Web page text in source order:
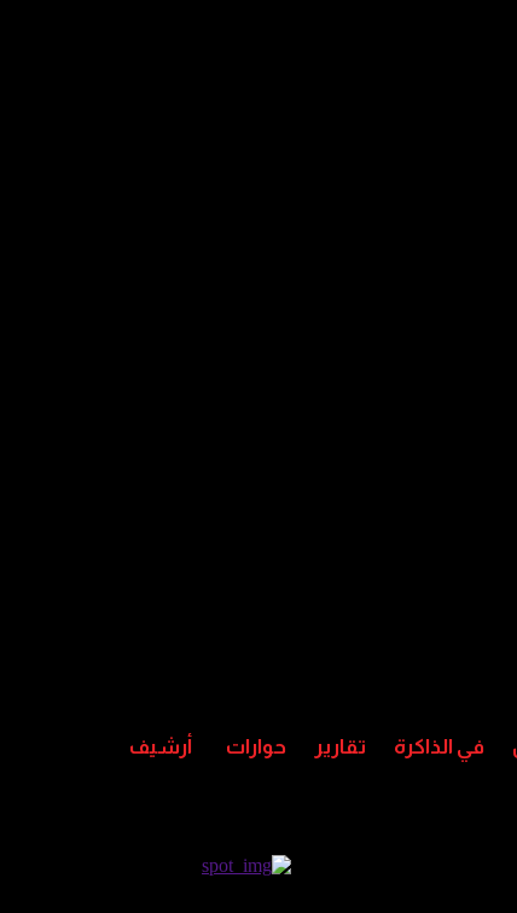
في الذاكرة تقارير حوارات أرشيف